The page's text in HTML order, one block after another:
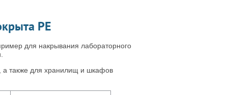
PE
для накрывания лабораторного
а также для хранилищ и шкафов